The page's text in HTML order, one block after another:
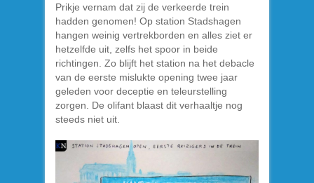
Prikje vernam dat zij de verkeerde trein
hadden genomen! Op station Stadshagen
hangen weinig vertrekborden en alles ziet er
hetzelfde uit, zelfs het spoor in beide
richtingen. Zo blijft het station na het debacle
van de eerste mislukte opening twee jaar
geleden voor deceptie en teleurstelling
zorgen. De olifant blaast dit verhaaltje nog
steeds niet uit.